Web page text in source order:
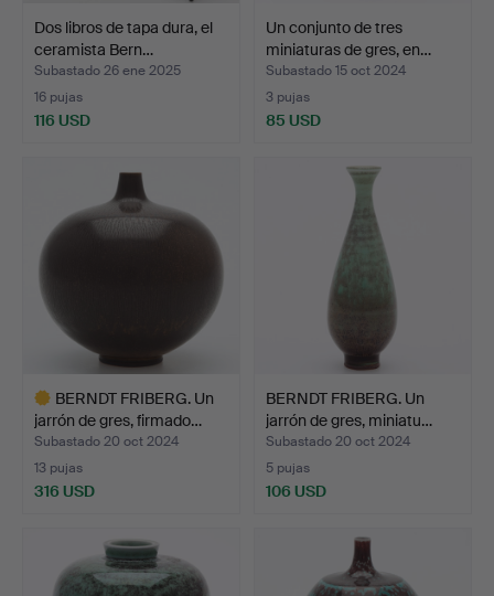
Dos libros de tapa dura, el
ceramista Bern…
Subastado 26 ene 2025
16 pujas
116 USD
Un conjunto de tres
miniaturas de gres, en…
Subastado 15 oct 2024
3 pujas
85 USD
BERNDT FRIBERG. Un
jarrón de gres, firmado…
Subastado 20 oct 2024
13 pujas
316 USD
seleccionado
BERNDT FRIBERG. Un
jarrón de gres, miniatu…
Subastado 20 oct 2024
5 pujas
106 USD